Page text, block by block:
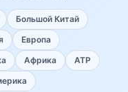
Большой Китай
Европа
Африка
АТР